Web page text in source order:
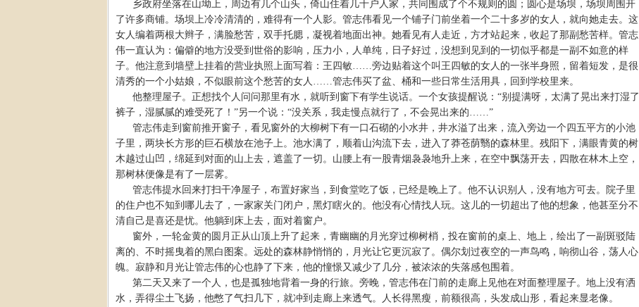
乡政府坐落在山坳上，周边有几个山头，倚山住着几十户人家，共同围成了个不规则的圆；圆心是场坝，场坝周围开
了许多商铺。场坝上冷冷清清的，难得有一个人影。管志伟看见一个铺子门前坐着一个二十多岁的女人，就向她走去。这
女人编着两根大辫子，满脸愁苦，双手托腮，凝视着地面出神。她看见有人走近，方才站起来，收起了那副愁苦样。管志
伟一直认为：偏僻的地方没受到世俗的影响，压力小，人单纯，日子好过，没想到见到的一切似乎都是一副不如意的样
子。他注意到墙壁上挂着的营业执照上面写着：王四敏……旁边贴着这个叫王四敏的女人的一张半身照，留着短发，是很
清秀的一个小姑娘，不似眼前这个愁苦的女人……管志伟买了盆、桶和一些日常生活用具，回到学校里来。
他整理屋子。正想找个人问问那里有水，就听到窗下有学生说话。一个女孩提醒说：“别提满呀，太满了晃出来打湿了
裤子，湿腻腻的难受死了！”另一个说：“没关系，我走慢点就行了，不会晃出来的……”
管志伟走到窗前推开窗子，看见窗外的大柳树下有一口石砌的小水井，井水溢了出来，流入旁边一个四五平方的小池
子里，两块长方形的巨石横放在池子上。池水满了，顺着山沟流下去，进入了莽苍荫翳的森林里。残阳下，满眼青黄的树
木越过山凹，绵延到对面的山上去，遮盖了一切。山腰上有一股青烟袅袅地升上来，在空中飘荡开去，四散在林木上空，
那树林便像是有了一层雾。
管志伟提水回来打扫干净屋子，布置好家当，到食堂吃了饭，已经是晚上了。他不认识别人，没有地方可去。院子里
的住户也不知到哪儿去了，一家家关门闭户，黑灯瞎火的。他没有心情找人玩。这儿的一切超出了他的想象，他甚至分不
清自己是喜还是忧。他躺到床上去，面对着窗户。
窗外，一轮金黄的圆月正从山顶上升了起来，青幽幽的月光穿过柳树梢，投在窗前的桌上、地上，绘出了一副斑驳陆
离的、不时摇曳着的黑白图案。远处的森林静悄悄的，月光让它更沉寂了。偶尔划过夜空的一声鸟鸣，响彻山谷，荡人心
魄。寂静和月光让管志伟的心也静了下来，他的憧憬又减少了几分，被浓浓的失落感包围着。
第二天又来了一个人，也是孤独地背着一身的行旅。旁晚，管志伟在门前的走廊上见他在对面整理屋子。地上没有洒
水，弄得尘土飞扬，他憋了气扫几下，就冲到走廊上来透气。人长得黑瘦，前额很高，头发成山形，看起来显老像。